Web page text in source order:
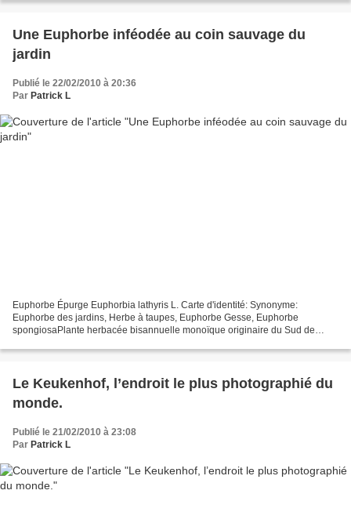
Une Euphorbe inféodée au coin sauvage du
jardin
Publié le 22/02/2010 à 20:36
Par Patrick L
Euphorbe Épurge Euphorbia lathyris L. Carte d'identité: Synonyme:
Euphorbe des jardins, Herbe à taupes, Euphorbe Gesse, Euphorbe
spongiosaPlante herbacée bisannuelle monoïque originaire du Sud de
Le Keukenhof, l’endroit le plus photographié du
monde.
Publié le 21/02/2010 à 23:08
Par Patrick L